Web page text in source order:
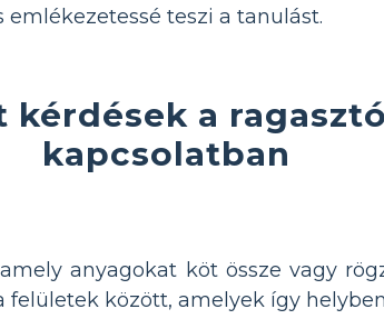
emlékezetessé teszi a tanulást.
kérdések a
kapcsolatban
anyagokat köt össze vagy
felületek között, amelyek így